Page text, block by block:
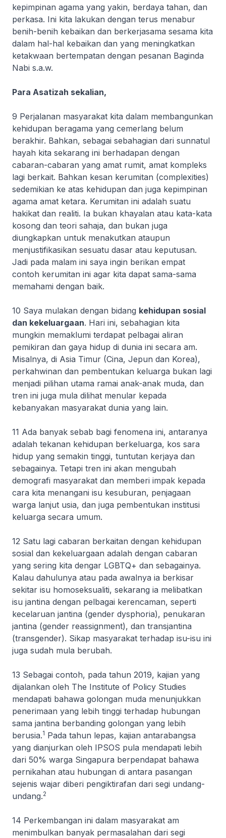
kepimpinan agama yang yakin, berdaya tahan, dan
perkasa. Ini kita lakukan dengan terus menabur
benih-benih kebaikan dan berkerjasama sesama kita
dalam hal-hal kebaikan dan yang meningkatkan
ketakwaan bertempatan dengan pesanan Baginda
Nabi s.a.w.
Para Asatizah sekalian,
9 Perjalanan masyarakat kita dalam membangunkan
kehidupan beragama yang cemerlang belum
berakhir. Bahkan, sebagai sebahagian dari sunnatul
hayah kita sekarang ini berhadapan dengan
cabaran-cabaran yang amat rumit, amat kompleks
lagi berkait. Bahkan kesan kerumitan (complexities)
sedemikian ke atas kehidupan dan juga kepimpinan
agama amat ketara. Kerumitan ini adalah suatu
hakikat dan realiti. Ia bukan khayalan atau kata-kata
kosong dan teori sahaja, dan bukan juga
diungkapkan untuk menakutkan ataupun
menjustifikasikan sesuatu dasar atau keputusan.
Jadi pada malam ini saya ingin berikan empat
contoh kerumitan ini agar kita dapat sama-sama
memahami dengan baik.
10 Saya mulakan dengan bidang kehidupan sosial
dan kekeluargaan. Hari ini, sebahagian kita
mungkin memaklumi terdapat pelbagai aliran
pemikiran dan gaya hidup di dunia ini secara am.
Misalnya, di Asia Timur (Cina, Jepun dan Korea),
perkahwinan dan pembentukan keluarga bukan lagi
menjadi pilihan utama ramai anak-anak muda, dan
tren ini juga mula dilihat menular kepada
kebanyakan masyarakat dunia yang lain.
11 Ada banyak sebab bagi fenomena ini, antaranya
adalah tekanan kehidupan berkeluarga, kos sara
hidup yang semakin tinggi, tuntutan kerjaya dan
sebagainya. Tetapi tren ini akan mengubah
demografi masyarakat dan memberi impak kepada
cara kita menangani isu kesuburan, penjagaan
warga lanjut usia, dan juga pembentukan institusi
keluarga secara umum.
12 Satu lagi cabaran berkaitan dengan kehidupan
sosial dan kekeluargaan adalah dengan cabaran
yang sering kita dengar LGBTQ+ dan sebagainya.
Kalau dahulunya atau pada awalnya ia berkisar
sekitar isu homoseksualiti, sekarang ia melibatkan
isu jantina dengan pelbagai kerencaman, seperti
kecelaruan jantina (gender dysphoria), penukaran
jantina (gender reassignment), dan transjantina
(transgender). Sikap masyarakat terhadap isu-isu ini
juga sudah mula berubah.
13 Sebagai contoh, pada tahun 2019, kajian yang
dijalankan oleh The Institute of Policy Studies
mendapati bahawa golongan muda menunjukkan
penerimaan yang lebih tinggi terhadap hubungan
sama jantina berbanding golongan yang lebih
berusia.1 Pada tahun lepas, kajian antarabangsa
yang dianjurkan oleh IPSOS pula mendapati lebih
dari 50% warga Singapura berpendapat bahawa
pernikahan atau hubungan di antara pasangan
sejenis wajar diberi pengiktirafan dari segi undang-
undang.2
14 Perkembangan ini dalam masyarakat am
menimbulkan banyak permasalahan dari segi